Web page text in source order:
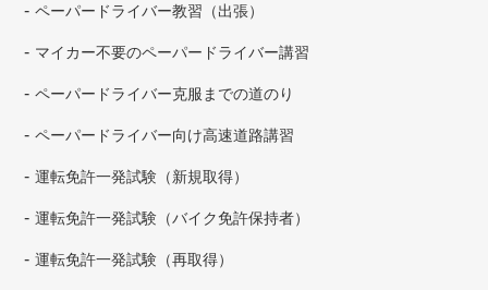
ペーパードライバー教習（出張）
マイカー不要のペーパードライバー講習
ペーパードライバー克服までの道のり
ペーパードライバー向け高速道路講習
運転免許一発試験（新規取得）
運転免許一発試験（バイク免許保持者）
運転免許一発試験（再取得）